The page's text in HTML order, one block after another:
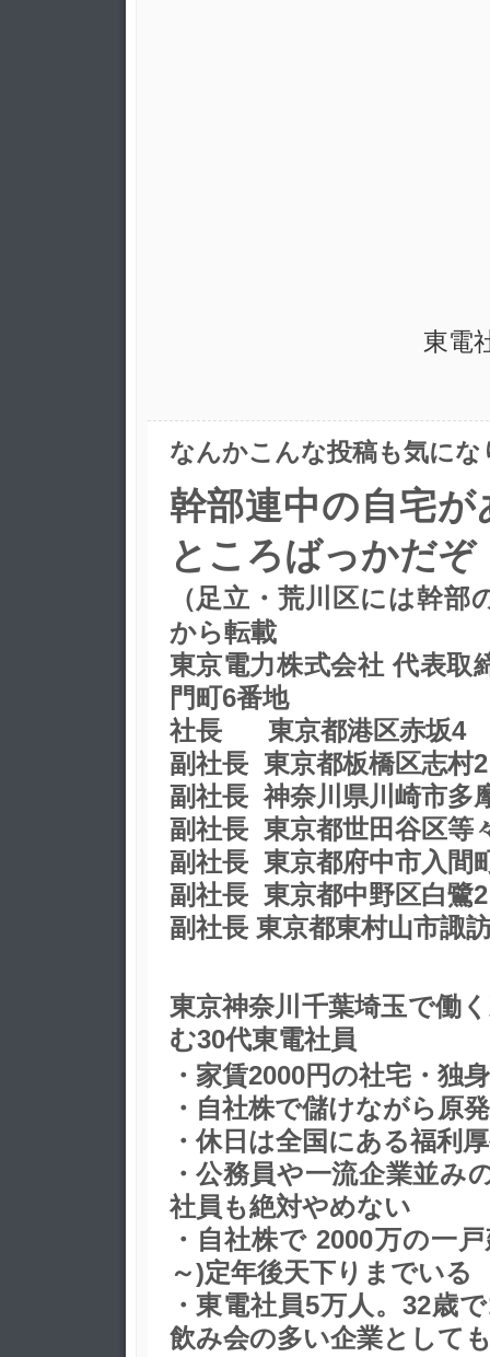
東電
なんかこんな投稿も気にな
幹部連中の自宅
ところばっかだぞ
（足立・荒川区には幹
から転載
東京電力株式会社 代表
門町6番地
社長 東京都港区赤坂4
副社長 東京都板橋区志村2
副社長 神奈川県川崎市多
副社長 東京都世田谷区等
副社長 東京都府中市入間
副社長 東京都中野区白鷺2
副社長 東京都東村山市諏
東京神奈川千葉埼玉で働
む30代東電社員
・家賃2000円の社宅・独
・自社株で儲けながら原
・休日は全国にある福利
・公務員や一流企業並み
社員も絶対やめない
・自社株で 2000万の一
～)定年後天下りまでいる
・東電社員5万人。32歳
飲み会の多い企業として